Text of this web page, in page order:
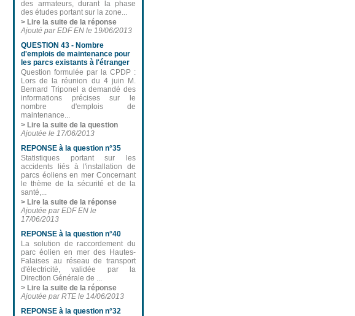
des armateurs, durant la phase
des études portant sur la zone...
> Lire la suite de la réponse
Ajouté par EDF EN le 19/06/2013
QUESTION 43 - Nombre
d'emplois de maintenance pour
les parcs existants à l'étranger
Question formulée par la CPDP :
Lors de la réunion du 4 juin M.
Bernard Triponel a demandé des
informations précises sur le
nombre d'emplois de
maintenance...
> Lire la suite de la question
Ajoutée le 17/06/2013
REPONSE à la question n°35
Statistiques portant sur les
accidents liés à l'installation de
parcs éoliens en mer Concernant
le thème de la sécurité et de la
santé,...
> Lire la suite de la réponse
Ajoutée par EDF EN le
17/06/2013
REPONSE à la question n°40
La solution de raccordement du
parc éolien en mer des Hautes-
Falaises au réseau de transport
d'électricité, validée par la
Direction Générale de ...
> Lire la suite de la réponse
Ajoutée par RTE le 14/06/2013
REPONSE à la question n°32